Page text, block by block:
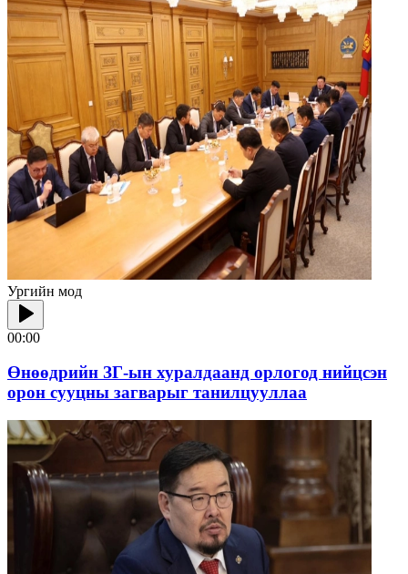
Ургийн мод
00:00
Өнөөдрийн ЗГ-ын хуралдаанд орлогод нийцсэн
орон сууцны загварыг танилцууллаа